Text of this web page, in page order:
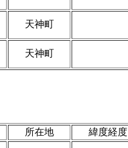
天神町
天神町
所在地 緯度経度